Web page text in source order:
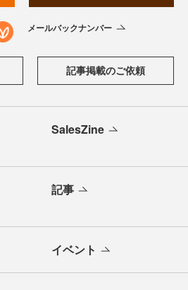
メールバックナンバー
記事掲載のご依頼
SalesZine
記事
イベント